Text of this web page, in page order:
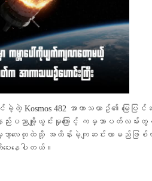
482 အာကာသယာဥ်၏ မြေပြင်
ာချို့ယွင်းမှုကြောင့် ကမ္ဘာပတ်လမ်းတွင် နှစ်
ေထုထဲသို့ အထိန်းမဲ့ကျဆင်းလာမည်ဖြစ်ကာ “
းနေပါတယ်။